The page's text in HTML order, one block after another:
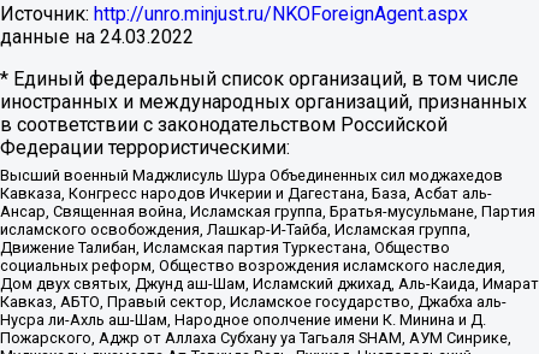
Источник: http://unro.minjust.ru/NKOForeignAgent.aspx
данные на 24.03.2022
* Единый федеральный список организаций, в том числе
иностранных и международных организаций, признанных
в соответствии с законодательством Российской
Федерации террористическими:
Высший военный Маджлисуль Шура Объединенных сил моджахедов
Кавказа, Конгресс народов Ичкерии и Дагестана, База, Асбат аль-
Ансар, Священная война, Исламская группа, Братья-мусульмане, Партия
исламского освобождения, Лашкар-И-Тайба, Исламская группа,
Движение Талибан, Исламская партия Туркестана, Общество
социальных реформ, Общество возрождения исламского наследия,
Дом двух святых, Джунд аш-Шам, Исламский джихад, Аль-Каида, Имарат
Кавказ, АБТО, Правый сектор, Исламское государство, Джабха аль-
Нусра ли-Ахль аш-Шам, Народное ополчение имени К. Минина и Д.
Пожарского, Аджр от Аллаха Субхану уа Тагьаля SHAM, АУМ Синрике,